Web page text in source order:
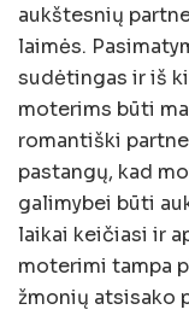
aukštesnių
laimės.
sudėtingas ir iš
moterims būti
romantiški
pastangų, kad
galimybei būti
laikai keičiasi ir
moterimi tampa
žmonių atsisako